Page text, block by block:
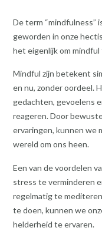
De term “mindfulness”
geworden in onze
het eigenlijk om mindful
Mindful zijn betekent
en nu, zonder oordeel.
gedachten, gevoelens
reageren. Door
ervaringen, kunnen we
wereld om ons heen.
Een van de voordelen
stress te verminderen
regelmatig te
te doen, kunnen we
helderheid te ervaren.